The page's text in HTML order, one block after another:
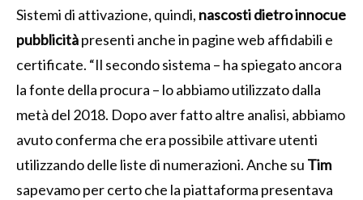
Sistemi di attivazione, quindi, nascosti dietro innocue
pubblicitàpresenti anche in pagine web affidabili e
certificate. “Il secondo sistema – ha spiegato ancora
la fonte della procura – lo abbiamo utilizzato dalla
metà del 2018. Dopo aver fatto altre analisi, abbiamo
avuto conferma che era possibile attivare utenti
utilizzando delle liste di numerazioni. Anche su Tim
sapevamo per certo che la piattaforma presentava